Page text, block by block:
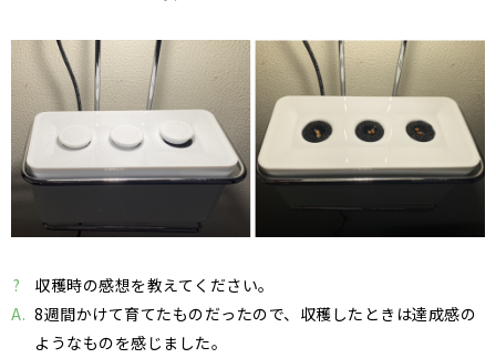
?
収穫時の感想を教えてください。
A. 8週間かけて育てたものだったので、収穫したときは達成感の
ようなものを感じました。